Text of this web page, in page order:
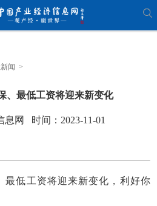
闻 >
、最低工资将迎来新变化
息网 时间：2023-11-01
低工资将迎来新变化，利好你